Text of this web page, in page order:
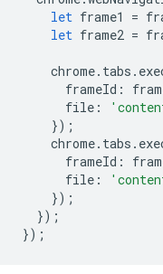
let frame1 =
let frame2 =
chrome. tabs .
frameId :
file :
});
chrome. tabs .
frameId :
file :
});
});
});